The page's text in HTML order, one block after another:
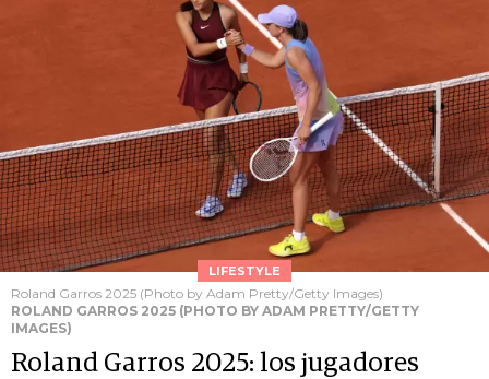
LIFESTYLE
Roland Garros 2025 (Photo by Adam Pretty/Getty Images)
ROLAND GARROS 2025 (PHOTO BY ADAM PRETTY/GETTY
IMAGES)
Roland Garros 2025: los jugadores